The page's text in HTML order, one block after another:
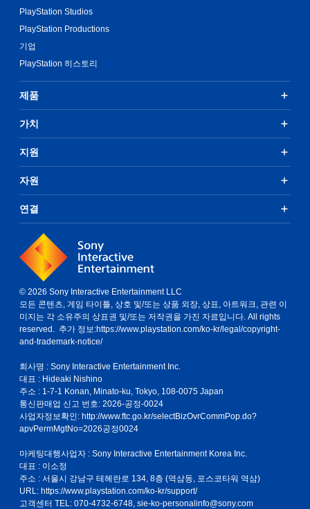
PlayStation Studios
PlayStation Productions
기업
PlayStation 히스토리
제품
가치
지원
자원
연결
© 2026 Sony Interactive Entertainment LLC
모든 콘텐츠, 게임 타이틀, 상호 및/또는 상품 외장, 상표, 아트워크, 관련 이
미지는 각 소유주의 상표권 및/또는 저작권을 가진 자료입니다. All rights
reserved. 추가 정보:https://www.playstation.com/ko-kr/legal/copyright-
and-trademark-notice/
회사명 : Sony Interactive Entertainment Inc.
대표 : Hideaki Nishino
주소 : 1-7-1 Konan, Minato-ku, Tokyo, 108-0075 Japan
통신판매업 신고 번호: 2026-공정-0024
사업자정보확인: http://www.ftc.go.kr/selectBizOvrCommPop.do?
apvPermMgtNo=2026공정0024
마케팅대행사업자 : Sony Interactive Entertainment Korea Inc.
대표 : 이소정
주소 : 서울시 강남구 테헤란로 134, 8층 (역삼동, 포스코타워 역삼)
URL: https://www.playstation.com/ko-kr/support/
고객센터 TEL: 070-4732-6748, sie-ko-personalinfo@sony.com